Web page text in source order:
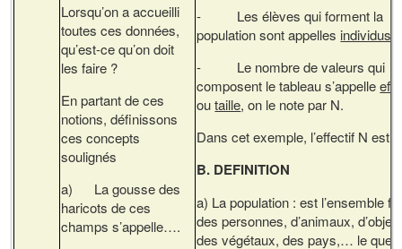
Lorsqu’on a accueilli
toutes ces données,
qu’est-ce qu’on doit
les faire ?
En partant de ces
notions, définissons
ces concepts
soulignés
a) La gousse des
haricots de ces
champs s’appelle….
- Les élèves qui forment la
population sont appelles individus ;
- Le nombre de valeurs qui
composent le tableau s’appelle
outaille, on le note par N.
Dans cet exemple, l’effectif N est
B. DEFINITION
a) La population : est l’ensemble
des personnes, d’animaux, d’objet,
des végétaux, des pays,… le quel